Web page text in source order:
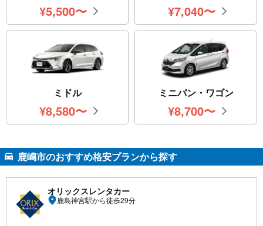
¥5,500円
〜 ¥7,040円
〜
ミドル
¥8,580円
〜
ミニバン・ワゴン
¥8,700円
〜
鹿嶋市のおすすめ格安プランから探す
オリックスレンタカー
鹿島神宮駅から徒歩29分